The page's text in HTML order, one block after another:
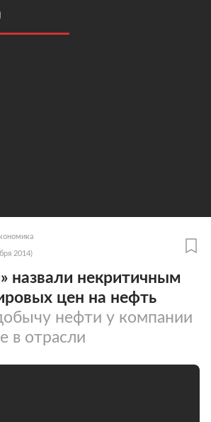
2014)
назвали некритичным
цен на нефть
нефти у компании
в отрасли